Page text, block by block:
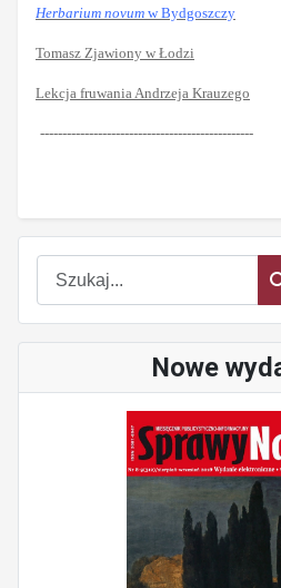
Szukaj
Nowe
Herbarium novum w Bydgoszczy
Tomasz Zjawiony w Łodzi
Lekcja fruwania Andrzeja Krauzego
------------------------------------------------